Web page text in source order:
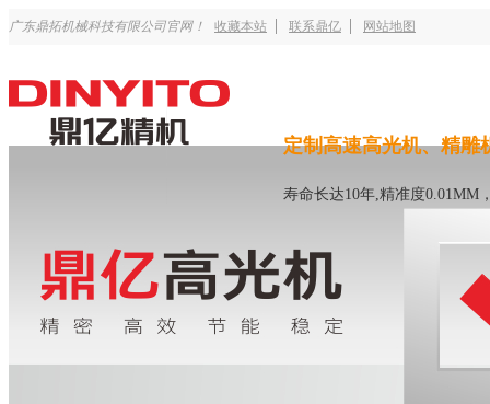
广东鼎拓机械科技有限公司官网！ 收藏本站 联系鼎亿 网站地图
定制高速高光机、精雕
寿命长达10年,精准度0.01MM